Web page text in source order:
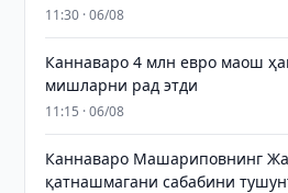
11:30 · 06/08
Каннаваро 4 млн евро маош
мишларни рад этди
11:15 · 06/08
Каннаваро Машариповнинг
қатнашмагани сабабини